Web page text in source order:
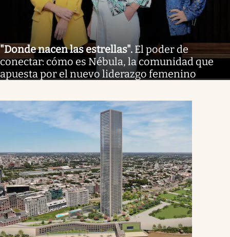
"Donde nacen las estrellas". El poder de
conectar: cómo es Nébula, la comunidad que
apuesta por el nuevo liderazgo femenino